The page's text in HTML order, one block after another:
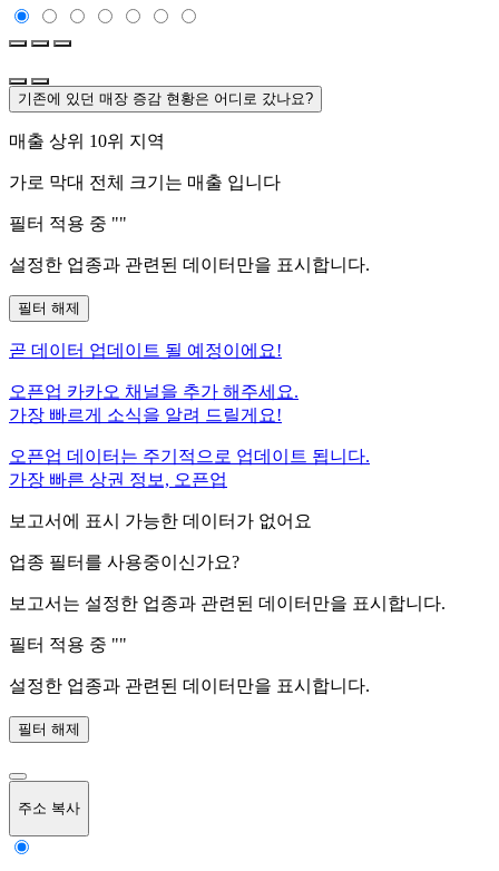
기존에 있던 매장 증감 현황은 어디로 갔나요?
매출 상위 10위 지역
가로 막대 전체 크기는 매출 입니다
필터 적용 중 ""
설정한 업종과 관련된 데이터만을 표시합니다.
필터 해제
곧 데이터 업데이트 될 예정이에요!
오픈업 카카오 채널을 추가 해주세요.
가장 빠르게 소식을 알려 드릴게요!
오픈업 데이터는 주기적으로 업데이트 됩니다.
가장 빠른 상권 정보, 오픈업
보고서에 표시 가능한 데이터가 없어요
업종 필터를 사용중이신가요?
보고서는 설정한 업종과 관련된 데이터만을 표시합니다.
필터 적용 중 ""
설정한 업종과 관련된 데이터만을 표시합니다.
필터 해제
주소 복사